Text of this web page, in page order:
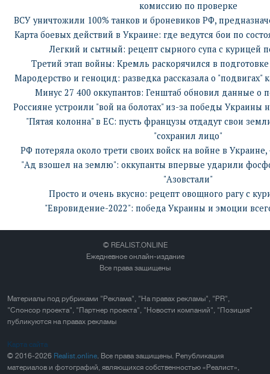
комиссию по проверке
ВСУ уничтожили 100% танков и броневиков РФ,
Карта боевых действий в Украине: где ведутся бои по
Легкий и сытный: рецепт сырного супа с курицей
Третий этап войны: Кремль раскорячился в
Мародерство и геноцид: разведка рассказала о "подвигах"
Минус 27 400 оккупантов: Генштаб обновил данные о
Россияне устроили "вой на болотах" из-за победы Украины
"Пятая колонна" в ЕС: пусть французы отдадут свои
"сохранил лицо"
РФ потеряла около трети своих войск на войне в
"Ад взошел на землю": оккупанты впервые ударили
"Азовстали"
Просто и очень вкусно: рецепт овощного рагу с
"Евровидение-2022": победа Украины и эмоции
© REALIST.ONLINE
Ежедневное онлайн-издание
Все права защищены
Материалы под рубриками "Реклама", "На правах рекламы", "PR",
"Спонсор проекта", "Партнер проекта", "Новости компаний", "Позиция"
публикуются на правах рекламы
Карта сайта
© 2016-2026 Realist.online. Все права защищены. Републикация
материалов и фотографий, являющихся собственностью «Реалист»,